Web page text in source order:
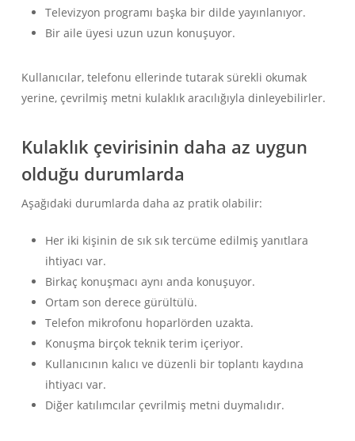
Televizyon programı başka bir dilde yayınlanıyor.
Bir aile üyesi uzun uzun konuşuyor.
Kullanıcılar, telefonu ellerinde tutarak sürekli okumak
yerine, çevrilmiş metni kulaklık aracılığıyla dinleyebilirler.
Kulaklık çevirisinin daha az uygun
olduğu durumlarda
Aşağıdaki durumlarda daha az pratik olabilir:
Her iki kişinin de sık sık tercüme edilmiş yanıtlara
ihtiyacı var.
Birkaç konuşmacı aynı anda konuşuyor.
Ortam son derece gürültülü.
Telefon mikrofonu hoparlörden uzakta.
Konuşma birçok teknik terim içeriyor.
Kullanıcının kalıcı ve düzenli bir toplantı kaydına
ihtiyacı var.
Diğer katılımcılar çevrilmiş metni duymalıdır.